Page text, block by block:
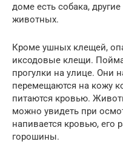
доме есть собака,
животных.
Кроме ушных клещей,
иксодовые клещи.
прогулки на улице. Они
перемещаются на кожу
питаются кровью.
можно увидеть при
напивается кровью, его
горошины.